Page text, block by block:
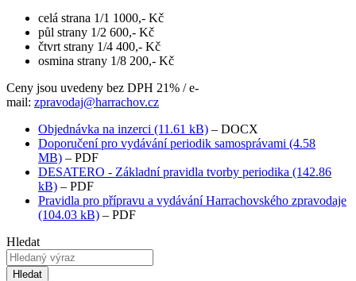
celá strana 1/1 1000,- Kč
půl strany 1/2 600,- Kč
čtvrt strany 1/4 400,- Kč
osmina strany 1/8 200,- Kč
Ceny jsou uvedeny bez DPH 21% / e-
mail: zpravodaj@harrachov.cz
Objednávka na inzerci (11.61 kB) – DOCX
Doporučení pro vydávání periodik samosprávami (4.58
MB) – PDF
DESATERO - Základní pravidla tvorby periodika (142.86
kB) – PDF
Pravidla pro přípravu a vydávání Harrachovského zpravodaje
(104.03 kB) – PDF
Hledat
Hledat